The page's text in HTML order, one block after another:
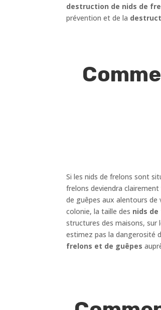
destruction de nids de
prévention et de la
Si les nids de frelons sont
frelons deviendra
de guêpes aux alentours
colonie, la taille des nids
structures des maisons, sur
estimez pas la dangerosité
frelons et de guêpes